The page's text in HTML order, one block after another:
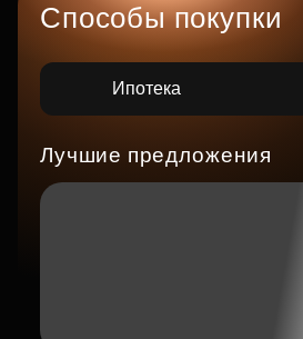
Способы покупки
Ипотека
Лучшие предложения